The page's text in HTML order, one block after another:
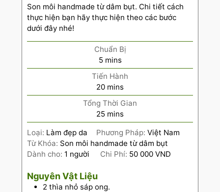
Son môi handmade từ dâm bụt. Chi tiết cách
thực hiện bạn hãy thực hiện theo các bước
dưới đây nhé!
Chuẩn Bị
5 mins
Tiến Hành
20 mins
Tổng Thời Gian
25 mins
Loại: Làm đẹp da Phương Pháp: Việt Nam
Từ Khóa: Son môi handmade từ dâm bụt
Dành cho: 1 người Chi Phí: 50 000 VND
Nguyên Vật Liệu
2 thìa nhỏ sáp ong.